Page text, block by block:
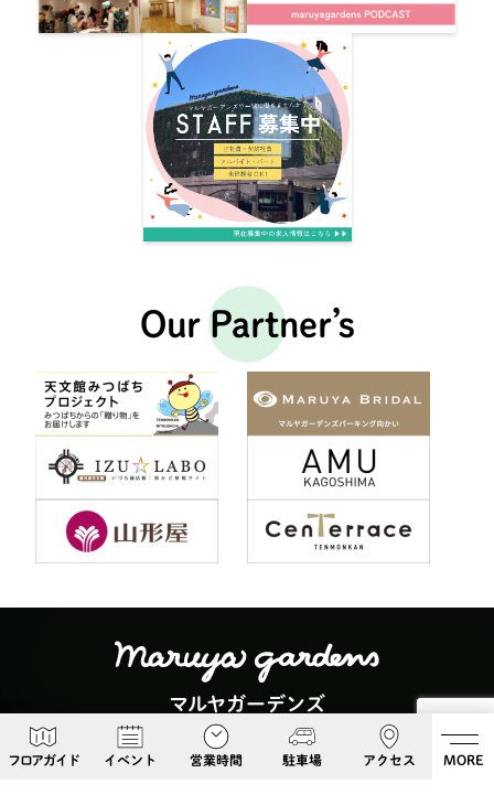
フロアガイド イベント 営業時間 駐車場 アクセス MORE
Our Partner’s
マルヤガーデンズ
〒892-0826 鹿児島県鹿児島市呉服町６−５